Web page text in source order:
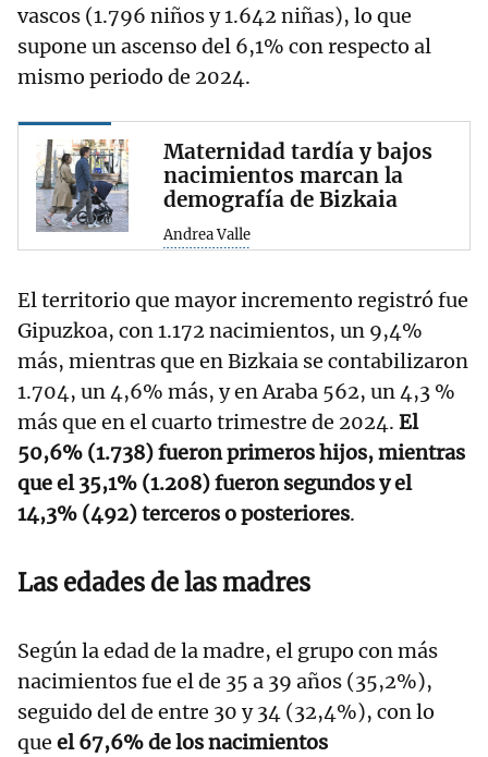
vascos (1.796 niños y 1.642 niñas), lo que
supone un ascenso del 6,1% con respecto al
mismo periodo de 2024.
Maternidad tardía y bajos
nacimientos marcan la
demografía de Bizkaia
Andrea Valle
El territorio que mayor incremento registró fue
Gipuzkoa, con 1.172 nacimientos, un 9,4%
más, mientras que en Bizkaia se contabilizaron
1.704, un 4,6% más, y en Araba 562, un 4,3 %
más que en el cuarto trimestre de 2024. El
50,6% (1.738) fueron primeros hijos, mientras
que el 35,1% (1.208) fueron segundos y el
14,3% (492) terceros o posteriores.
Las edades de las madres
Según la edad de la madre, el grupo con más
nacimientos fue el de 35 a 39 años (35,2%),
seguido del de entre 30 y 34 (32,4%), con lo
que el 67,6% de los nacimientos